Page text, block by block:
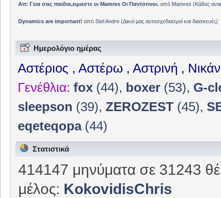
Απ: Γεια σας παιδια,ειμαστε οι Mamres Οι Παντοτινοι.από Mamres (Κάδος
Dynamics are important! από Stel Andre(Δικοί μας αυτοσχεδιασμοί και διασκευές)
Ημερολόγιο ημέρας
Αστέριος , Αστέρω , Αστρινή ,
Γενέθλια: fox (44), boxer (53), G-
sleepson (39),ZEROZEST (45),
eqeteqopa(44)
Στατιστικά
414147 μηνύματα σε 31243
μέλος: KokovidisChris